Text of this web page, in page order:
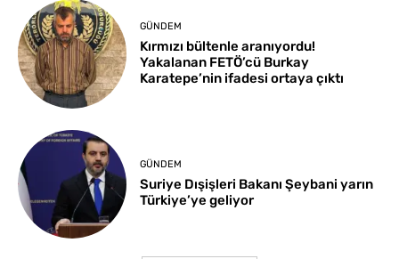
GÜNDEM
Kırmızı bültenle aranıyordu!
Yakalanan FETÖ’cü Burkay
Karatepe’nin ifadesi ortaya çıktı
GÜNDEM
Suriye Dışişleri Bakanı Şeybani yarın
Türkiye’ye geliyor